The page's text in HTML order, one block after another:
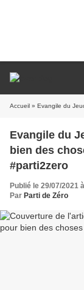
Accueil » Evangile du Jeudi 29
Evangile du
bien des
#parti2zero
Publié le 29/07/2021
Par Parti de Zéro